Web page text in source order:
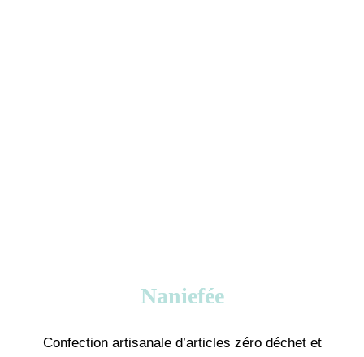
Naniefée
Confection artisanale d’articles zéro déchet et